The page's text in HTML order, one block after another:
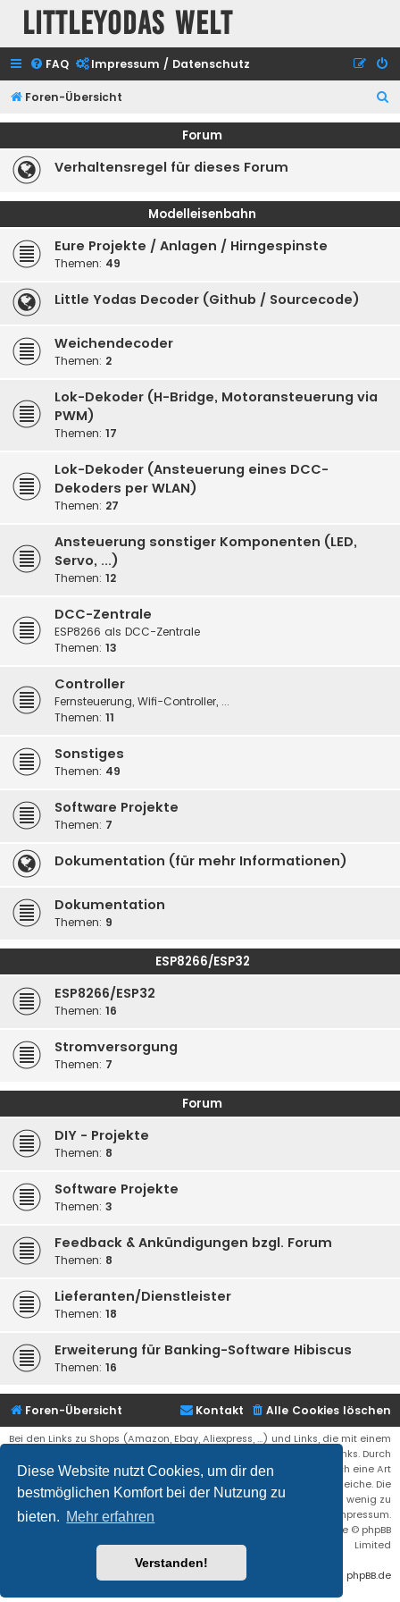
Diese Website nutzt Cookies, um dir den
bestmöglichen Komfort bei der Nutzung zu
bieten. Mehr erfahren
Verstanden!
Littleyodas Welt
FAQ Impressum / Datenschutz
Foren-Übersicht
u
Forum
Verhaltensregel für dieses Forum
Modelleisenbahn
Eure Projekte / Anlagen / Hirngespinste
Themen: 49
Little Yodas Decoder (Github / Sourcecode)
Weichendecoder
Themen: 2
Lok-Dekoder (H-Bridge, Motoransteuerung via
PWM)
Themen: 17
Lok-Dekoder (Ansteuerung eines DCC-
Dekoders per WLAN)
Themen: 27
Ansteuerung sonstiger Komponenten (LED,
Servo, ...)
Themen: 12
DCC-Zentrale
ESP8266 als DCC-Zentrale
Themen: 13
Controller
Fernsteuerung, Wifi-Controller, ...
Themen: 11
Sonstiges
Themen: 49
Software Projekte
Themen: 7
Dokumentation (für mehr Informationen)
Dokumentation
Themen: 9
ESP8266/ESP32
ESP8266/ESP32
Themen: 16
Stromversorgung
Themen: 7
Forum
DIY - Projekte
Themen: 8
Software Projekte
Themen: 3
Feedback & Ankündigungen bzgl. Forum
Themen: 8
Lieferanten/Dienstleister
Themen: 18
Erweiterung für Banking-Software Hibiscus
Themen: 16
Foren-Übersicht Alle Cookies löschen
Kontakt
Bei den Links zu Shops (Amazon, Ebay, Aliexpress, ...) und Links, die mit einem
Stern (*) markiert sind, kann es sich um sogenannte Affiliate Links. Durch
den Kauf eines Produktes über einen Affiliate Link erhälte ich eine Art
Umsatzbeteiligung gutgeschrieben. Für euch bleibt der Preis der gleiche. Die
Einnahmen helfen die Hostgebühren für diese Webseite ein wenig zu
reduzieren. Siehe auch das Impressum.
® Forum Software © phpBB
Limited
Deutsche Übersetzung durch phpBB.de